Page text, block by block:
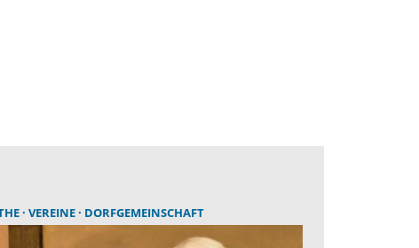
VEREINE DORFGEMEINSCHAFT